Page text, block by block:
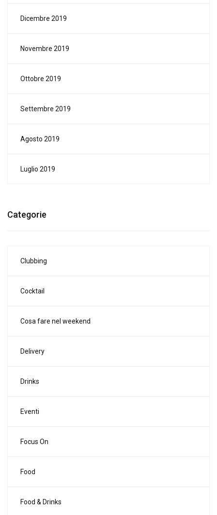
Dicembre 2019
Novembre 2019
Ottobre 2019
Settembre 2019
Agosto 2019
Luglio 2019
Categorie
Clubbing
Cocktail
Cosa fare nel weekend
Delivery
Drinks
Eventi
Focus On
Food
Food & Drinks